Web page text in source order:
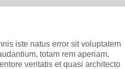
iste natus error sit voluptatem
totam rem aperiam,
veritatis et quasi architecto